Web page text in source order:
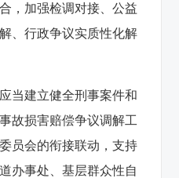
，加强检调对接、公益
、行政争议实质性化解
当建立健全刑事案件和
故损害赔偿争议调解工
员会的衔接联动，支持
办事处、基层群众性自